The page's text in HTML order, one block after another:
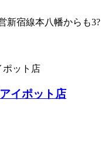
新宿線本八幡からも3?
イポット店